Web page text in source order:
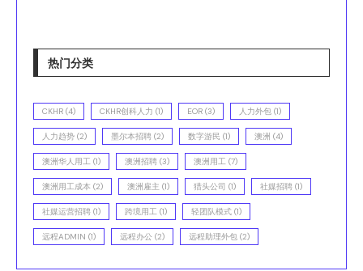
热门分类
CKHR (4) CKHR创科人力 (1) EOR (3) 人力外包 (1)
人力趋势 (2) 墨尔本招聘 (2) 数字游民 (1) 澳洲 (4)
澳洲华人用工 (1) 澳洲招聘 (3) 澳洲用工 (7)
澳洲用工成本 (2) 澳洲雇主 (1) 猎头公司 (1) 社媒招聘 (1)
社媒运营招聘 (1) 跨境用工 (1) 轻团队模式 (1)
远程ADMIN (1) 远程办公 (2) 远程助理外包 (2)